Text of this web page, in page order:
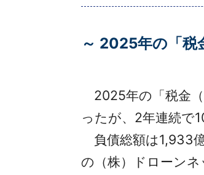
～ 2025年の「税
2025年の「税金（
ったが、2年連続で
負債総額は1,933
の（株）ドローンネ